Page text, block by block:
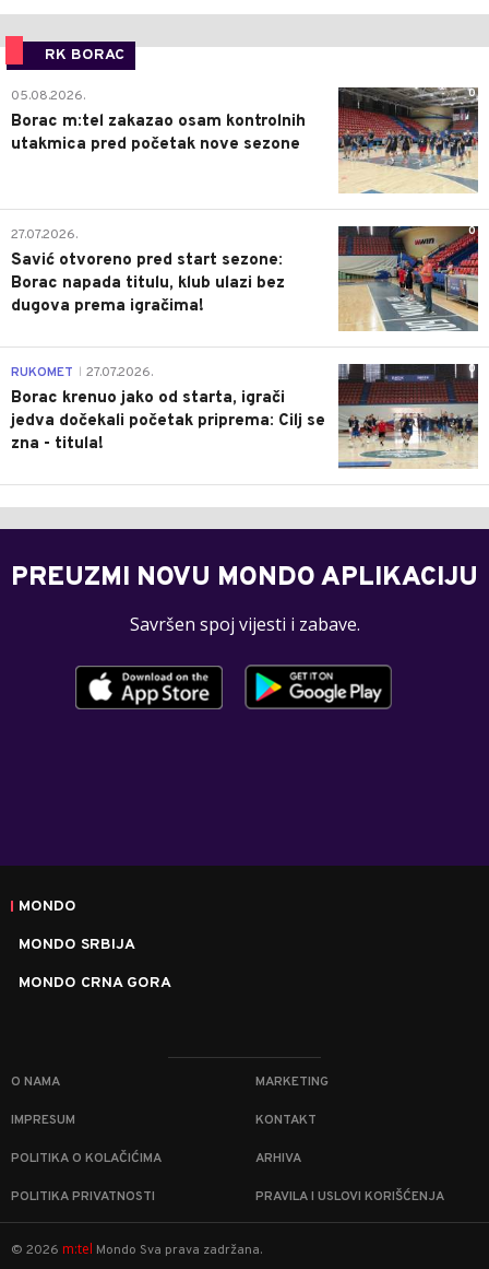
RK BORAC
0
05.08.2026.
Borac m:tel zakazao osam kontrolnih
utakmica pred početak nove sezone
0
27.07.2026.
Savić otvoreno pred start sezone:
Borac napada titulu, klub ulazi bez
dugova prema igračima!
0
RUKOMET 27.07.2026.
Borac krenuo jako od starta, igrači
jedva dočekali početak priprema: Cilj se
zna - titula!
PREUZMI NOVU MONDO APLIKACIJU
Savršen spoj vijesti i zabave.
MONDO
MONDO SRBIJA
MONDO CRNA GORA
O NAMA MARKETING
IMPRESUM KONTAKT
POLITIKA O KOLAČIĆIMA ARHIVA
POLITIKA PRIVATNOSTI PRAVILA I USLOVI KORIŠĆENJA
© 2026 m:tel Mondo Sva prava zadržana.